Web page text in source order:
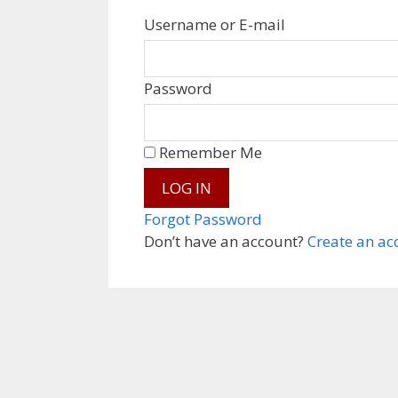
Username or E-mail
Password
Don’t have an account? Create an
Remember Me
Forgot Password